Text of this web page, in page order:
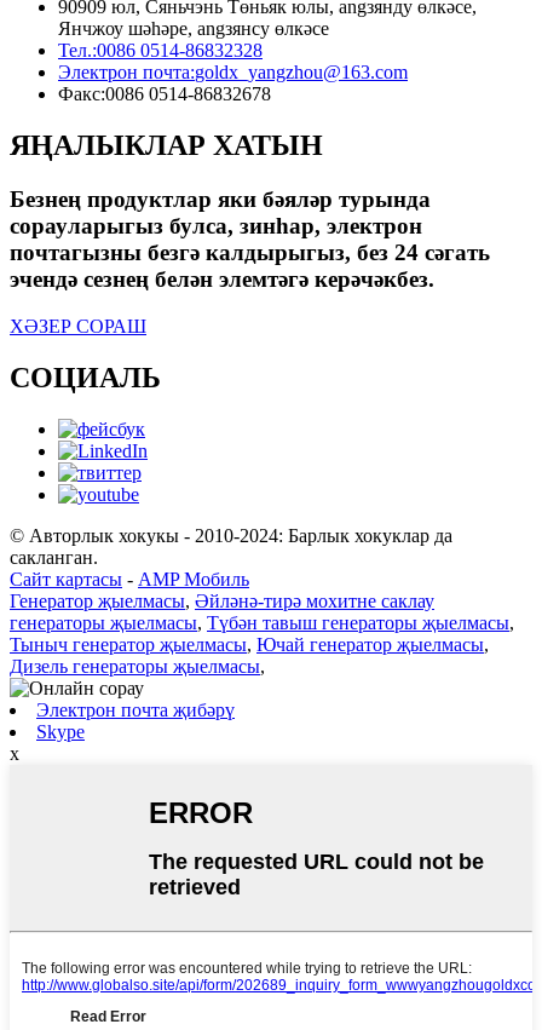
90909 юл, Сяньчэнь Төньяк юлы, angзянду өлкәсе,
Янчжоу шәһәре, angзянсу өлкәсе
Тел.:0086 0514-86832328
Электрон почта:goldx_yangzhou@163.com
Факс:0086 0514-86832678
ЯҢАЛЫКЛАР ХАТЫН
Безнең продуктлар яки бәяләр турында
сорауларыгыз булса, зинһар, электрон
почтагызны безгә калдырыгыз, без 24 сәгать
эчендә сезнең белән элемтәгә керәчәкбез.
ХӘЗЕР СОРАШ
СОЦИАЛЬ
© Авторлык хокукы - 2010-2024: Барлык хокуклар да
сакланган.
Сайт картасы - AMP Мобиль
Генератор җыелмасы, Әйләнә-тирә мохитне саклау
генераторы җыелмасы, Түбән тавыш генераторы җыелмасы,
Тыныч генератор җыелмасы, Ючай генератор җыелмасы,
Дизель генераторы җыелмасы,
Электрон почта җибәрү
Skype
x